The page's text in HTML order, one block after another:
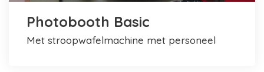
Photobooth Basic
met stroopwafelmachine met personeel